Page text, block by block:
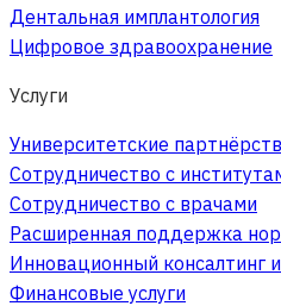
Дентальная имплантология
Цифровое здравоохранение
Услуги
Университетские
Сотрудничество с
Сотрудничество с врачами
Расширенная поддержка
Инновационный консалтинг
Финансовые услуги